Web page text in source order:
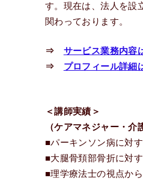
す。現在は、法人を設
関わっております。
⇒ サービス業務内容
⇒ プロフィール詳細
＜講師実績＞
（ケアマネジャー・介
■パーキンソン病に対
■大腿骨頚部骨折に対
■理学療法士の視点か